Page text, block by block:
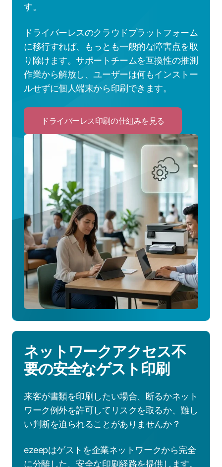
す。
ドライバーレスのクラウドプラットフォーム
に移行すれば、もっとも一般的な障害点を取
り除けます。サポートチームを互換性の推測
作業から解放し、ユーザーは何もインストー
ルせずに個人端末から印刷できます。
ドライバーレス印刷の仕組みを見る
to
ド
ラ
イ
バ
ー
レ
ス
印
刷
の
仕
組
み
を
見
る
ネットワークアクセス不
要の安全なゲスト印刷
来客が書類を印刷したい場合、断るかネット
ワーク例外を許可してリスクを取るか、難し
い判断を迫られることがありませんか？
ezeepはゲストを企業ネットワークから完全
に分離した、安全な印刷経路を提供します。